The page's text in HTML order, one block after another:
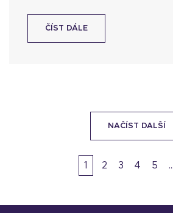
ČÍST DÁLE
NAČÍST DALŠÍ
1 2 3 4 5